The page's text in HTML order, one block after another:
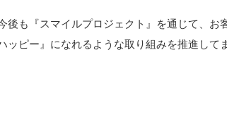
後も『スマイルプロジェクト』を通じて、お
ッピー』になれるような取り組みを推進して